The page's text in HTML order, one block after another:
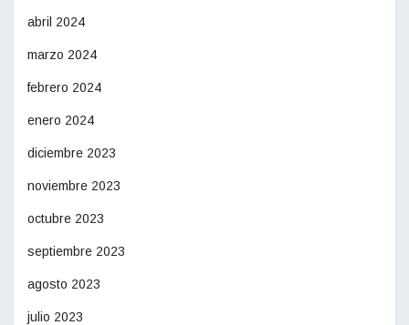
abril 2024
marzo 2024
febrero 2024
enero 2024
diciembre 2023
noviembre 2023
octubre 2023
septiembre 2023
agosto 2023
julio 2023